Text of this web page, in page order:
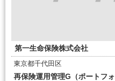
第一生命保険株式会社
東京都千代田区
再保険運用管理G（ポートフ